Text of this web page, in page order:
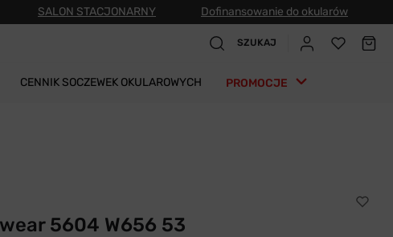
SALON STACJONARNY Dofinansowanie do okularów
SZUKAJ
CENNIK SOCZEWEK OKULAROWYCH PROMOCJE
5604 W656 53